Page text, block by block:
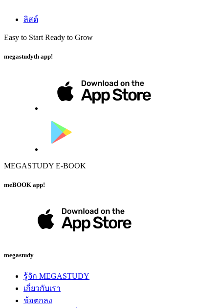
ลิสต์
Easy to Start Ready to Grow
megastudyth app!
MEGASTUDY E-BOOK
meBOOK app!
megastudy
รู้จัก MEGASTUDY
เกี่ยวกับเรา
ข้อตกลง